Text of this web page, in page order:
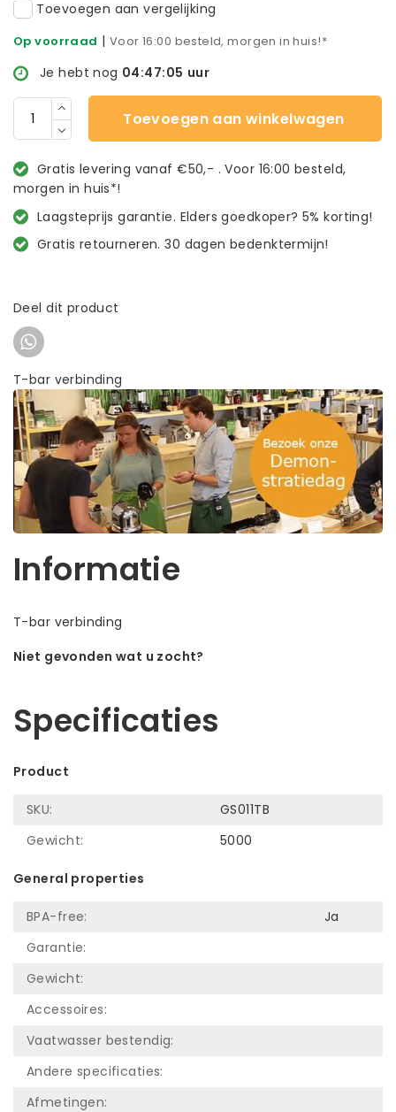
Toevoegen aan vergelijking
Op voorraad | Voor 16:00 besteld, morgen in huis!*
Je hebt nog 04:47:04 uur
Toevoegen aan winkelwagen
Gratis levering vanaf €50,- . Voor 16:00 besteld,
morgen in huis*!
Laagsteprijs garantie. Elders goedkoper? 5% korting!
Gratis retourneren. 30 dagen bedenktermijn!
Deel dit product
T-bar verbinding
Informatie
T-bar verbinding
Niet gevonden wat u zocht?
Specificaties
Product
SKU:
GS011TB
Gewicht:
5000
General properties
BPA-free:
Ja
Garantie:
Gewicht:
Accessoires:
Vaatwasser bestendig:
Andere specificaties:
Afmetingen: